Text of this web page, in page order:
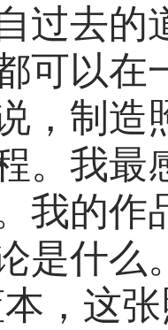
过去的
可以在
，制造
。我最
我的作
是什么
，这